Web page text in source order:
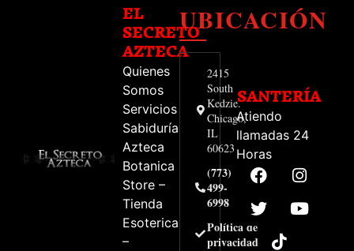
EL
SECRETO
AZTECA
Quienes
Somos
Servicios
Sabiduría
Azteca
Botanica
Store –
Tienda
Esoterica
–
UBICACIÓN
2415
South
Kedzie.
Chicago,
IL
60623
(773)
499-
6998
Política de
privacidad
SANTERÍA
Atiendo
llamadas 24
Horas